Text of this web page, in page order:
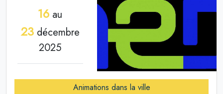
16 au
23décembre
2025
Animations dans la ville